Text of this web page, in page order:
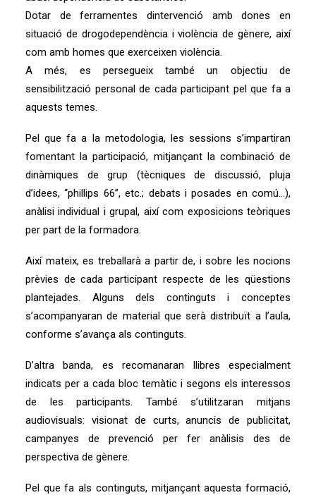
Dotar de ferramentes dintervenció amb dones en
situació de drogodependència i violència de gènere, així
com amb homes que exerceixen violència.
A més, es persegueix també un objectiu de
sensibilització personal de cada participant pel que fa a
aquests temes.
Pel que fa a la metodologia, les sessions s’impartiran
fomentant la participació, mitjançant la combinació de
dinàmiques de grup (tècniques de discussió, pluja
d’idees, “phillips 66”, etc.; debats i posades en comú…),
anàlisi individual i grupal, així com exposicions teòriques
per part de la formadora.
Així mateix, es treballarà a partir de, i sobre les nocions
prèvies de cada participant respecte de les qüestions
plantejades. Alguns dels continguts i conceptes
s’acompanyaran de material que serà distribuït a l’aula,
conforme s’avança als continguts.
D’altra banda, es recomanaran llibres especialment
indicats per a cada bloc temàtic i segons els interessos
de les participants. També s’utilitzaran mitjans
audiovisuals: visionat de curts, anuncis de publicitat,
campanyes de prevenció per fer anàlisis des de
perspectiva de gènere.
Pel que fa als continguts, mitjançant aquesta formació,